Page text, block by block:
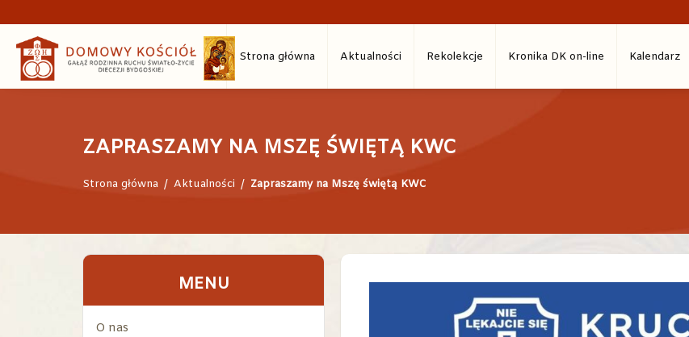
Strona główna Aktualności Rekolekcje Kronika DK on-line Kalendarz
ZAPRASZAMY NA MSZĘ ŚWIĘTĄ KWC
Strona główna / Aktualności / Zapraszamy na Mszę świętą KWC
MENU
O nas